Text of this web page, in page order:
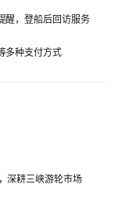
醒，登船后回访服务
多种支付方式
深耕三峡游轮市场